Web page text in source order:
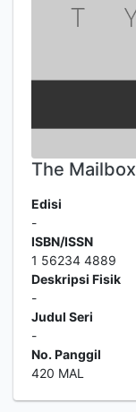
The Mailbox
Edisi
-
ISBN/ISSN
1 56234 4889
Deskripsi Fisik
-
Judul Seri
-
No. Panggil
420 MAL